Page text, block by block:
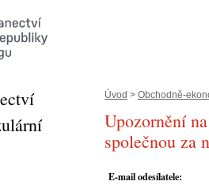
Úvod > Obchodně-
Upozornění
společnou za
E-mail odesílatele: